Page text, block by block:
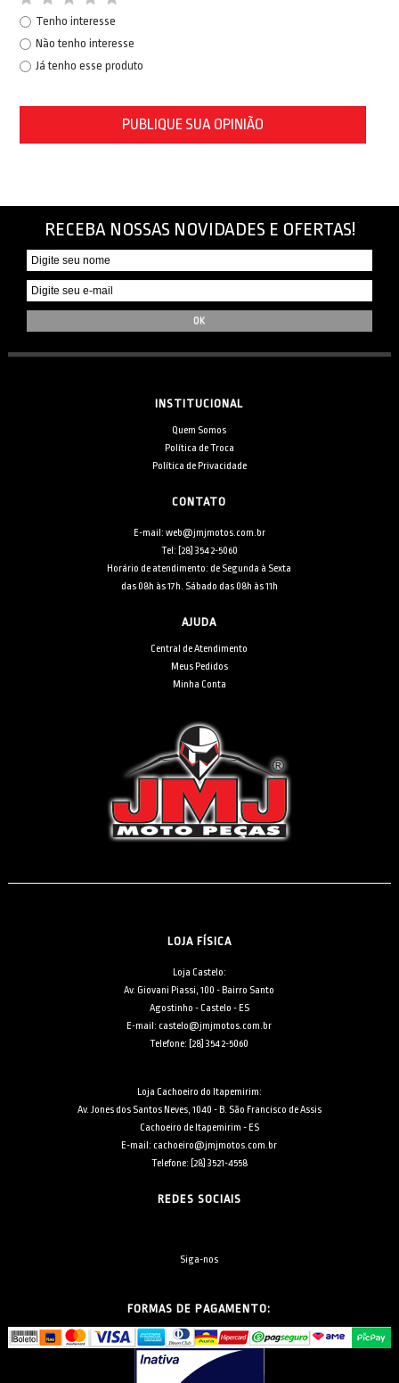
Tenho interesse
Não tenho interesse
Já tenho esse produto
PUBLIQUE SUA OPINIÃO
RECEBA NOSSAS NOVIDADES E OFERTAS!
INSTITUCIONAL
Quem Somos
Política de Troca
Política de Privacidade
CONTATO
E-mail: web@jmjmotos.com.br
Tel: [28] 3542-5060
Horário de atendimento: de Segunda à Sexta
das 08h às 17h. Sábado das 08h às 11h
AJUDA
Central de Atendimento
Meus Pedidos
Minha Conta
LOJA FÍSICA
Loja Castelo:
Av. Giovani Piassi, 100 - Bairro Santo
Agostinho - Castelo - ES
E-mail: castelo@jmjmotos.com.br
Telefone: [28] 3542-5060
Loja Cachoeiro do Itapemirim:
Av. Jones dos Santos Neves, 1040 - B. São Francisco de Assis
Cachoeiro de Itapemirim - ES
E-mail: cachoeiro@jmjmotos.com.br
Telefone: [28] 3521-4558
REDES SOCIAIS
Siga-nos
FORMAS DE PAGAMENTO: